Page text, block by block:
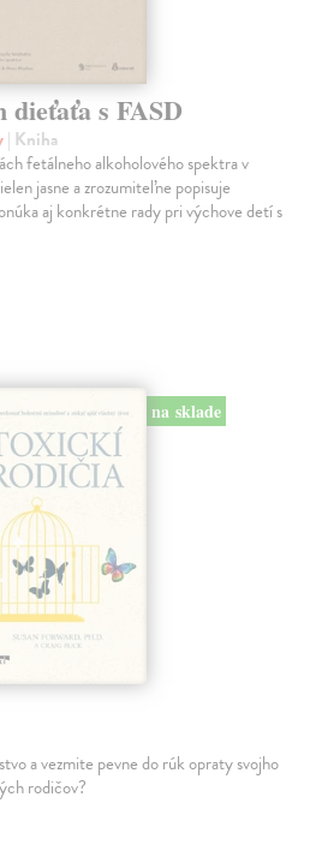
s FASD
| Kniha
fetálneho alkoholového spektra v
jasne a zrozumiteľne popisuje
aj konkrétne rady pri výchove detí s
na sklade
a vezmite pevne do rúk opraty svojho
rodičov?